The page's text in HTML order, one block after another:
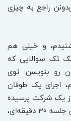
راجع به چیزی
و خیلی هم
تک سوالایی که
رو بنویسن. توی
اجرای یک طوفان
یک شرکت پرسیده
میشه رو بشناسیم. هیچوقت نشده که طی این جلسه ۳۰ دقیقه‌ای،